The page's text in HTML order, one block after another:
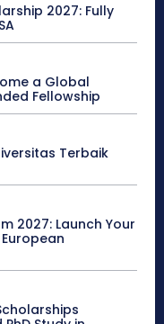
2027: Fully
a Global
Fellowship
Terbaik
2027: Launch Your